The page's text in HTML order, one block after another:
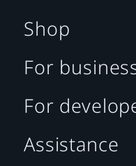
Shop
For
For
Assistance